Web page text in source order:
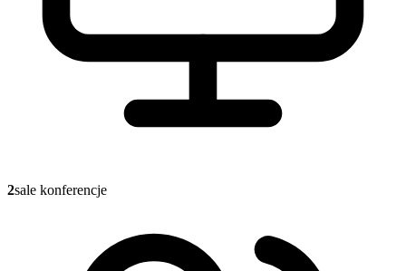
2sale konferencje